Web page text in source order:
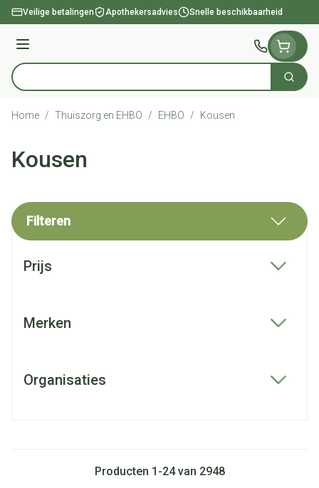
Ga naar de inhoud
Veilige betalingen Apothekersadvies Snelle beschikbaarheid
Menu
Product, merk, categorie... Zoek
Home / Thuiszorg en EHBO / EHBO / Kousen
Kousen
Filteren
Prijs
Merken
Organisaties
Producten 1 -24van 2948